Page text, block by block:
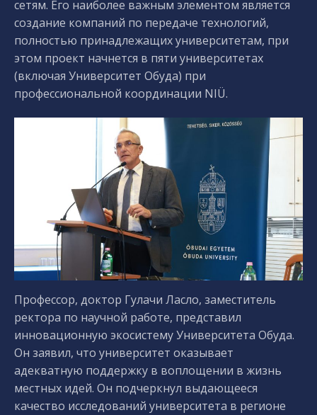
сетям. Его наиболее важным элементом является
создание компаний по передаче технологий,
полностью принадлежащих университетам, при
этом проект начнется в пяти университетах
(включая Университет Обуда) при
профессиональной координации NIÜ.
Профессор, доктор Гулачи Ласло, заместитель
ректора по научной работе, представил
инновационную экосистему Университета Обуда.
Он заявил, что университет оказывает
адекватную поддержку в воплощении в жизнь
местных идей. Он подчеркнул выдающееся
качество исследований университета в регионе